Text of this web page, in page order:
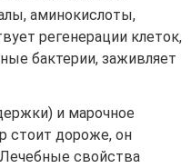
аминокислоты,
регенерации клеток,
бактерии, заживляет
и марочное
стоит дороже, он
свойства